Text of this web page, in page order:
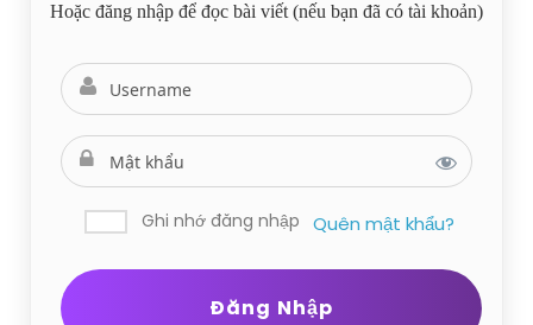
Hoặc đăng nhập để đọc bài viết (nếu bạn đã có tài khoản)
Ghi nhớ đăng nhập Quên mật khẩu?